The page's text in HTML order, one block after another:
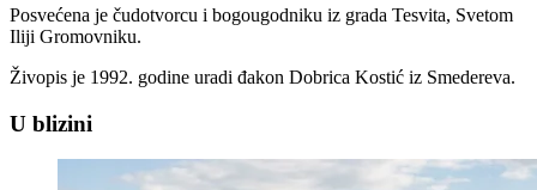
Posvećena je čudotvorcu i bogougodniku iz grada Tesvita, Svetom
Iliji Gromovniku.
Živopis je 1992. godine uradi đakon Dobrica Kostić iz Smedereva.
U blizini